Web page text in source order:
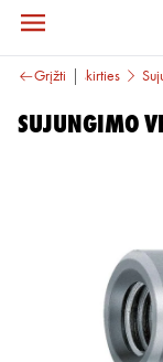
Grįžti
Specialios paskirties
SUJUNGIMO